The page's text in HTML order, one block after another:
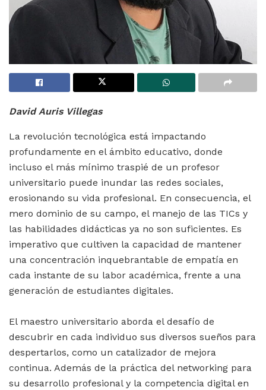
David Auris Villegas
La revolución tecnológica está impactando
profundamente en el ámbito educativo, donde
incluso el más mínimo traspié de un profesor
universitario puede inundar las redes sociales,
erosionando su vida profesional. En consecuencia, el
mero dominio de su campo, el manejo de las TICs y
las habilidades didácticas ya no son suficientes. Es
imperativo que cultiven la capacidad de mantener
una concentración inquebrantable de empatía en
cada instante de su labor académica, frente a una
generación de estudiantes digitales.
El maestro universitario aborda el desafío de
descubrir en cada individuo sus diversos sueños para
despertarlos, como un catalizador de mejora
continua. Además de la práctica del networking para
su desarrollo profesional y la competencia digital en